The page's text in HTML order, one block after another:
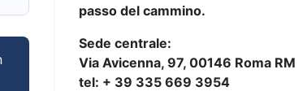
passo del cammino.
Sede centrale:
Via Avicenna, 97, 00146 Roma RM
tel: + 39 335 669 3954